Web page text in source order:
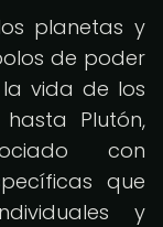
planetas y
de poder
vida de los
Plutón,
con
que
y